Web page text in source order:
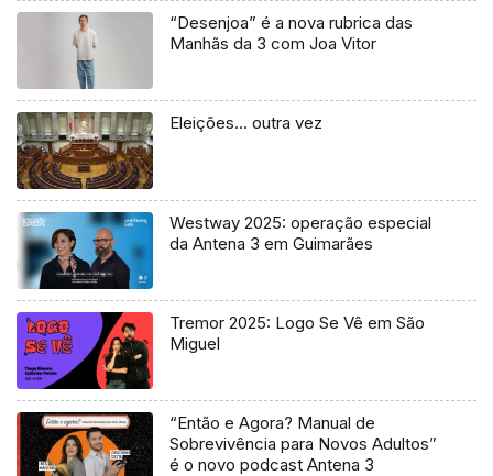
“Desenjoa” é a nova rubrica das
Manhãs da 3 com Joa Vitor
Eleições… outra vez
Westway 2025: operação especial
da Antena 3 em Guimarães
Tremor 2025: Logo Se Vê em São
Miguel
“Então e Agora? Manual de
Sobrevivência para Novos Adultos”
é o novo podcast Antena 3